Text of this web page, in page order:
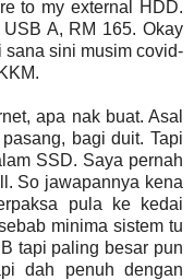
to my external HDD.
A, RM 165. Okay
sana sini musim covid-
apa nak buat. Asal
bagi duit. Tapi
SSD. Saya pernah
So jawapannya kena
pula ke kedai
minima sistem tu
tapi paling besar pun
dah penuh dengan